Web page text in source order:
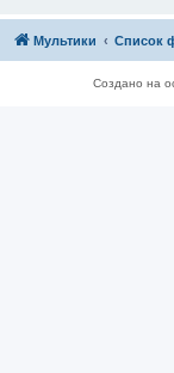
Мультики Список
Создано на